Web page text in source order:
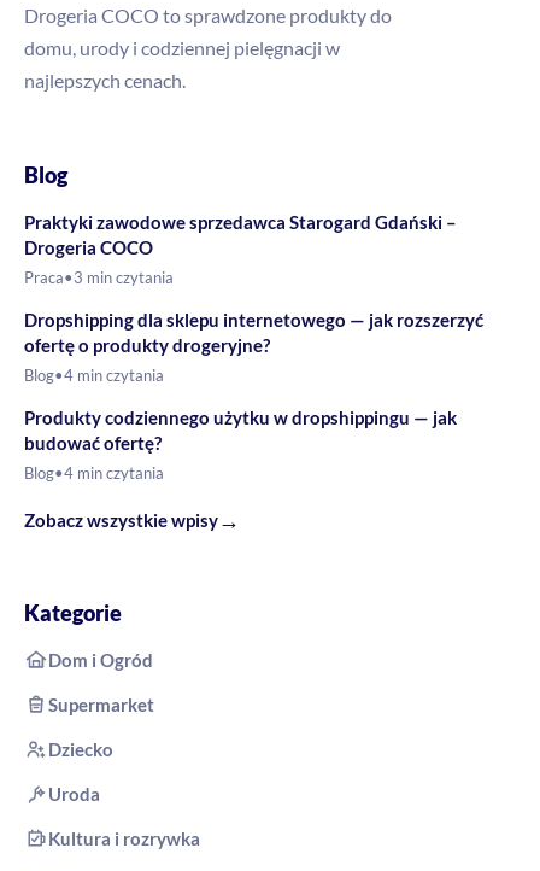
Drogeria COCO to sprawdzone produkty do
domu, urody i codziennej pielęgnacji w
najlepszych cenach.
Blog
Praktyki zawodowe sprzedawca Starogard Gdański –
Drogeria COCO
Praca•3 min czytania
Dropshipping dla sklepu internetowego — jak rozszerzyć
ofertę o produkty drogeryjne?
Blog•4 min czytania
Produkty codziennego użytku w dropshippingu — jak
budować ofertę?
Blog•4 min czytania
Zobacz wszystkie wpisy→
Kategorie
Dom i Ogród
Supermarket
Dziecko
Uroda
Kultura i rozrywka